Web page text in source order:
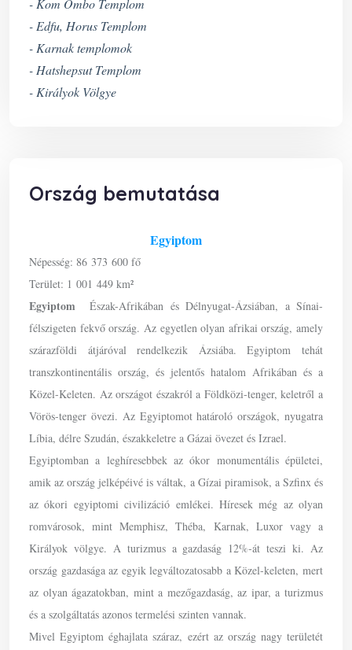
- Kom Ombo Templom
- Edfu, Horus Templom
- Karnak templomok
- Hatshepsut Templom
- Királyok Völgye
Ország bemutatása
Egyiptom
Népesség: 86 373 600 fő
Terület: 1 001 449 km²
Egyiptom Észak-Afrikában és Délnyugat-Ázsiában, a Sínai-
félszigeten fekvő ország. Az egyetlen olyan afrikai ország, amely
szárazföldi átjáróval rendelkezik Ázsiába. Egyiptom tehát
transzkontinentális ország, és jelentős hatalom Afrikában és a
Közel-Keleten. Az országot északról a Földközi-tenger, keletről a
Vörös-tenger övezi. Az Egyiptomot határoló országok, nyugatra
Líbia, délre Szudán, északkeletre a Gázai övezet és Izrael.
Egyiptomban a leghíresebbek az ókor monumentális épületei,
amik az ország jelképéivé is váltak, a Gízai piramisok, a Szfinx és
az ókori egyiptomi civilizáció emlékei. Híresek még az olyan
romvárosok, mint Memphisz, Théba, Karnak, Luxor vagy a
Királyok völgye. A turizmus a gazdaság 12%-át teszi ki. Az
ország gazdasága az egyik legváltozatosabb a Közel-keleten, mert
az olyan ágazatokban, mint a mezőgazdaság, az ipar, a turizmus
és a szolgáltatás azonos termelési szinten vannak.
Mivel Egyiptom éghajlata száraz, ezért az ország nagy területét